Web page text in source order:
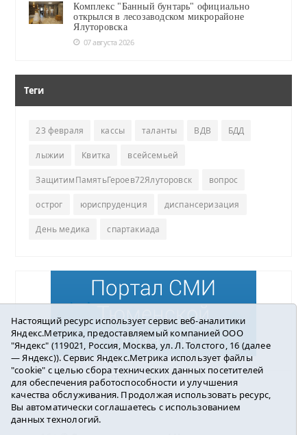
Комплекс "Банный бунтарь" официально
открылся в лесозаводском микрорайоне
Ялуторовска
07 августа 2026
Теги
23 февраля кассы таланты ВДВ БДД
лыжии Квитка всейсемьей
ЗащитимПамятьГероев72Ялуторовск вопрос
острог юриспруденция диспансеризация
День медика спартакиада
Погода в Ялуторовске
Настоящий ресурс использует сервис веб-аналитики
Яндекс.Метрика, предоставляемый компанией ООО
"Яндекс" (119021, Россия, Москва, ул. Л. Толстого, 16 (далее
— Яндекс)). Сервис Яндекс.Метрика использует файлы
"cookie" с целью сбора технических данных посетителей
для обеспечения работоспособности и улучшения
качества обслуживания. Продолжая использовать ресурс,
Вы автоматически соглашаетесь с использованием
данных технологий.